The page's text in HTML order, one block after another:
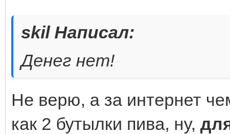
skil Написал:
Денег нет!
Не верю, а за интернет
как 2 бутылки пива, ну,